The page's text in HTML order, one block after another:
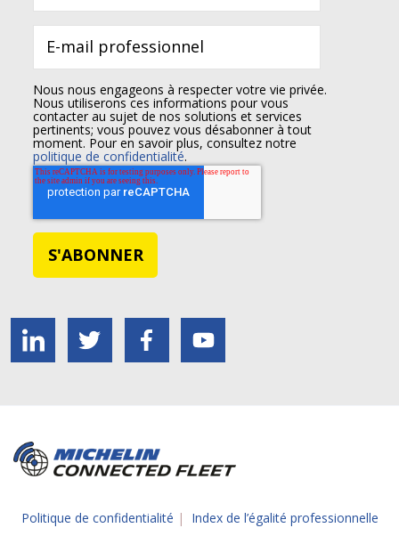
Nous nous engageons à respecter votre vie privée.
Nous utiliserons ces informations pour vous
contacter au sujet de nos solutions et services
pertinents; vous pouvez vous désabonner à tout
moment. Pour en savoir plus, consultez notre
politique de confidentialité.
Politique de confidentialité | Index de l’égalité professionnelle